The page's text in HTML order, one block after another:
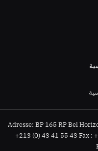
Adresse: BP 165 RP Bel
+213 (0) 43 41 55 43 Fax :